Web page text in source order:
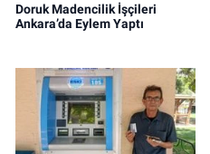
Doruk Madencilik İşçileri
Ankara’da Eylem Yaptı